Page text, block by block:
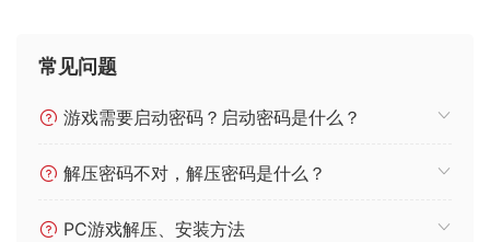
常见问题
游戏需要启动密码？启动密码是什么？
解压密码不对，解压密码是什么？
PC游戏解压、安装方法